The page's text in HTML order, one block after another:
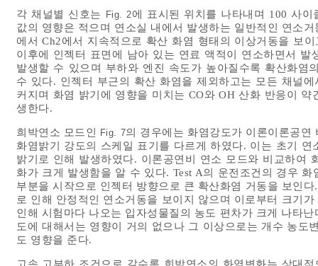
각 채널별 신호는 Fig. 2에 표시된 위치를 나타내며 100 사
값의 영향은 적으며 연소실 내에서 발생하는 일반적인 연소
에서 Ch2에서 지속적으로 확산 화염 형태의 이상거동을 보
이후에 인젝터 표면에 남아 있는 연료 액적이 연소하면서
발생할 수 있으며 부하와 엔진 속도가 높아질수록 확산화염
수 있다. 인젝터 부근의 확산 화염을 제외하고는 모든 채널
커지며 화염 밝기에 영향을 미치는 CO와 OH 산화 반응이
생한다.
희박연소 모드인 Fig. 7의 경우에는 화염강도가 이론이론공
화염밝기 강도의 스케일 표기를 다르게 하였다. 이는 초기
밝기로 인해 발생하였다. 이론공연비 연소 모드와 비교하여
화가 크게 발생함을 알 수 있다. Test A의 운전조건의 경우
부분을 시작으로 인젝터 방향으로 큰 확산화염 거동을 보인
로 인해 안정적인 연소거동을 보이지 않으며 이로부터 크기
인해 시험마다 나오는 입자성물질의 농도 편차가 크게 나타
도에 대해서는 영향이 거의 없으나 그 이상으로는 개수 농
도 영향을 준다.